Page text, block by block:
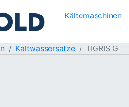
Kältemaschinen
Kaltwassersätze TIGRIS G